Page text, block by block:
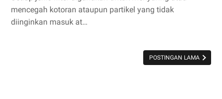
mencegah kotoran ataupun partikel yang tidak
diinginkan masuk at…
POSTINGAN LAMA